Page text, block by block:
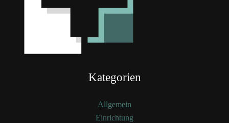
Kategorien
Allgemein
Einrichtung